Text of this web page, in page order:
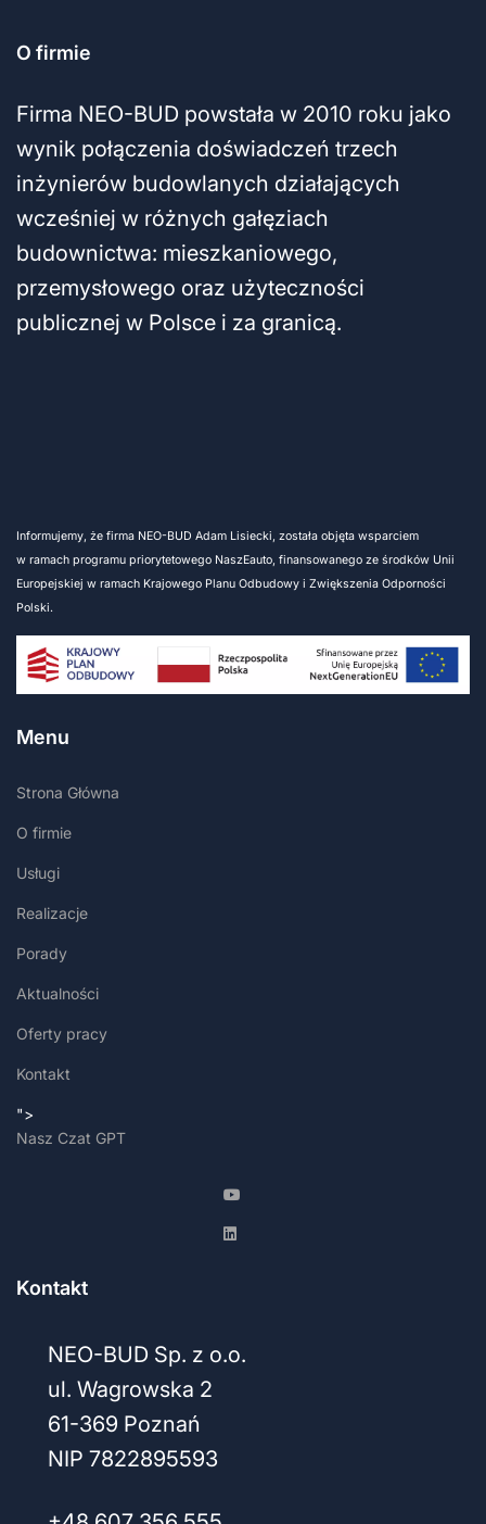
O firmie
Firma NEO-BUD powstała w 2010 roku jako
wynik połączenia doświadczeń trzech
inżynierów budowlanych działających
wcześniej w różnych gałęziach
budownictwa: mieszkaniowego,
przemysłowego oraz użyteczności
publicznej w Polsce i za granicą.
Informujemy, że firma NEO-BUD Adam Lisiecki, została objęta wsparciem
w ramach programu priorytetowego NaszEauto, finansowanego ze środków Unii
Europejskiej w ramach Krajowego Planu Odbudowy i Zwiększenia Odporności
Polski.
Menu
Strona Główna
O firmie
Usługi
Realizacje
Porady
Aktualności
Oferty pracy
Kontakt
">
Nasz Czat GPT
Kontakt
NEO-BUD Sp. z o.o.
ul. Wagrowska 2
61-369 Poznań
NIP 7822895593